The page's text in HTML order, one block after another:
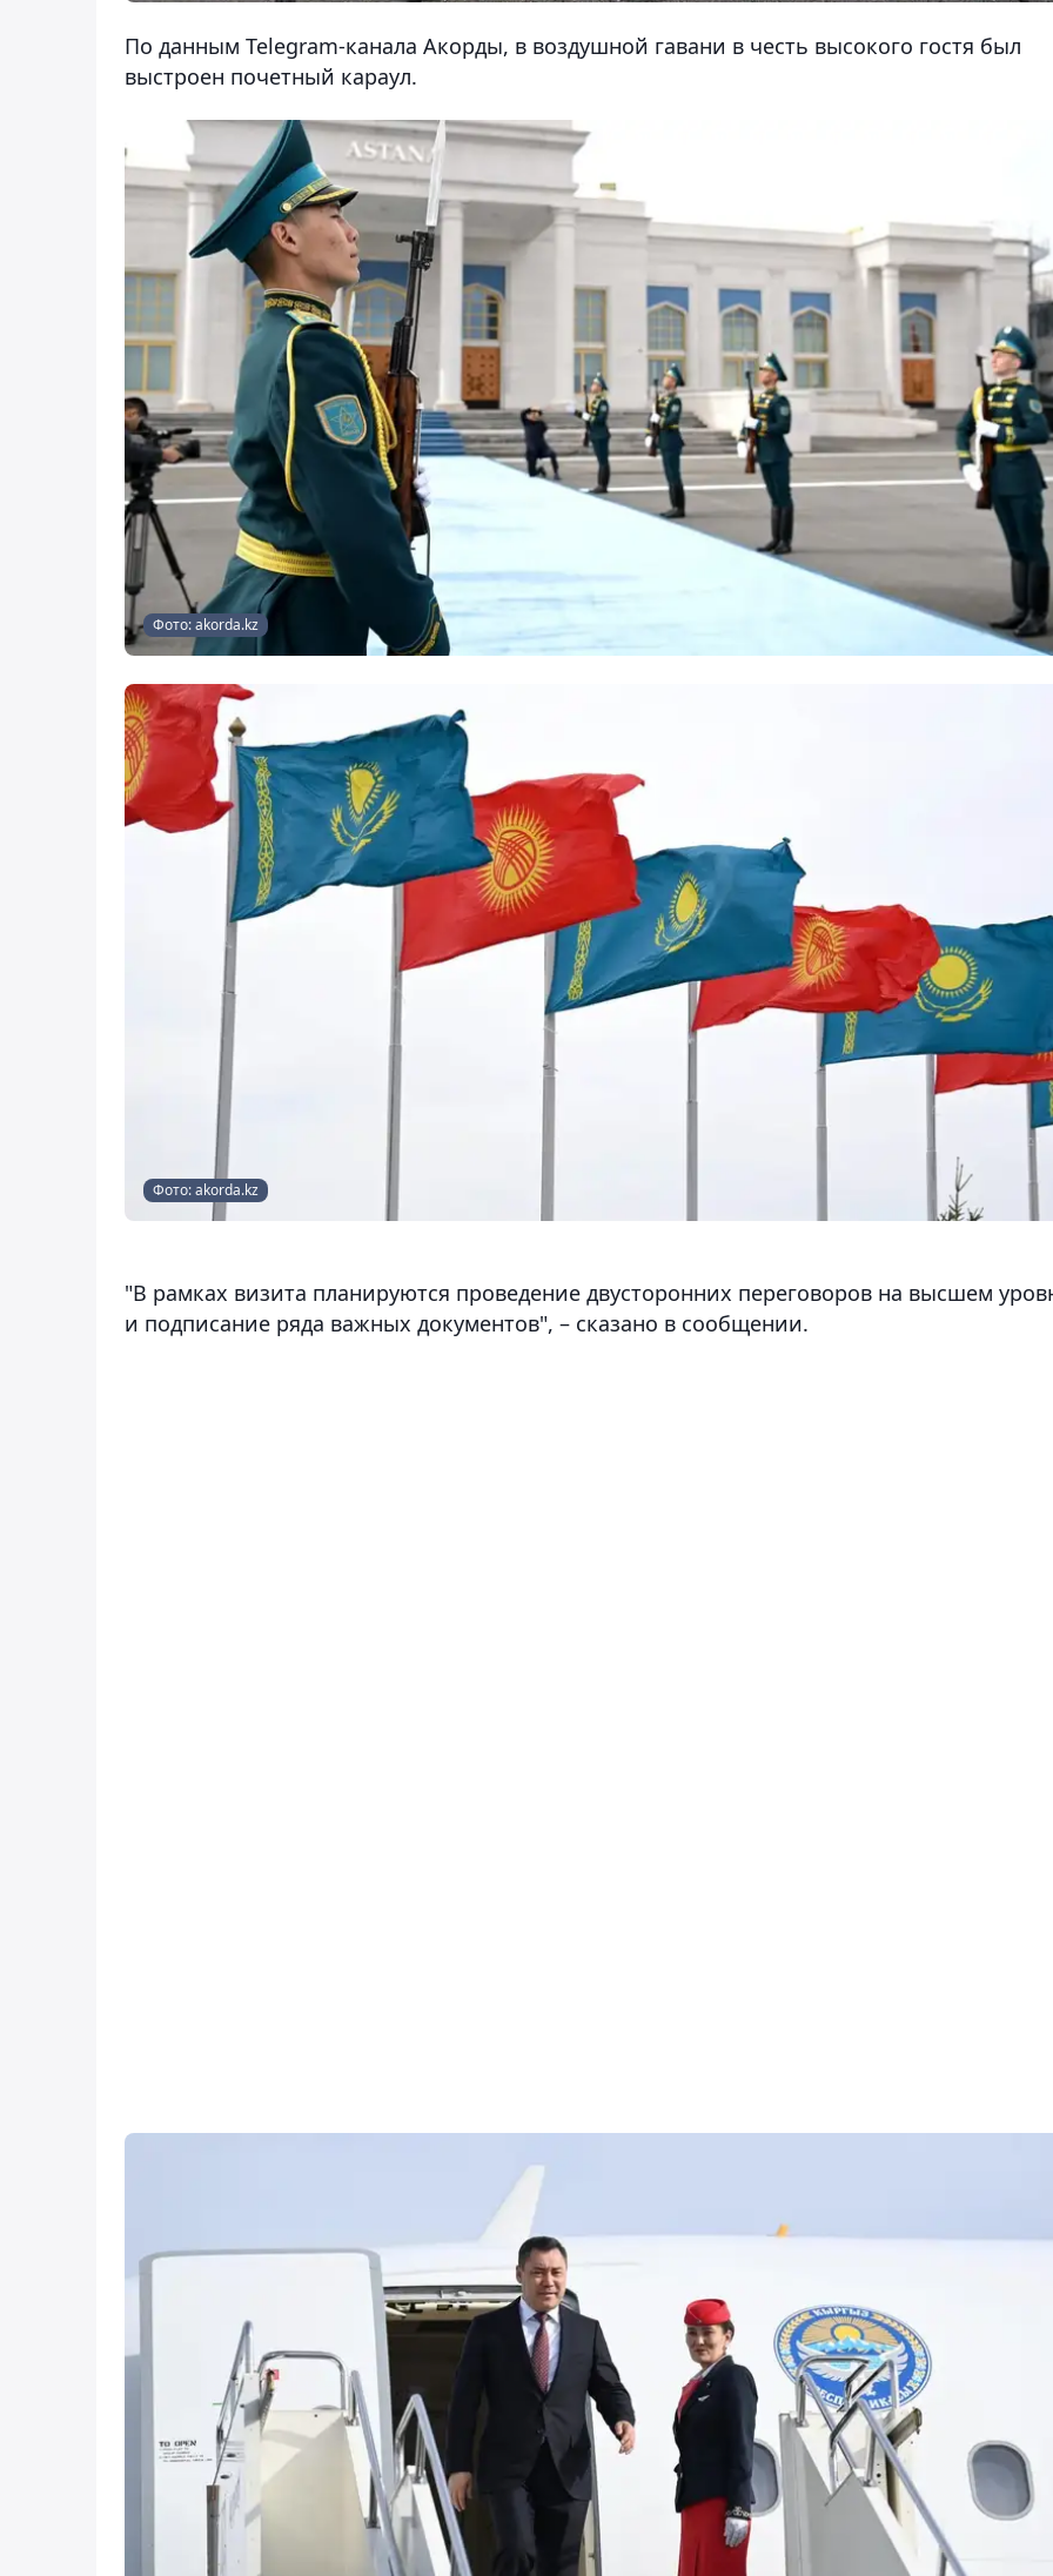
По данным Telegram-канала Акорды, в воздушной гавани в честь высокого гостя был
выстроен почетный караул.
Фото: akorda.kz
Фото: akorda.kz
"В рамках визита планируются проведение двусторонних переговоров на высшем
и подписание ряда важных документов", – сказано в сообщении.